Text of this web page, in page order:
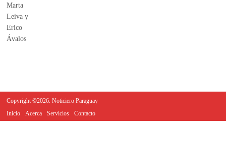
Copyright ©2026. Noticiero Paraguay
Inicio
Acerca Servicios Contacto